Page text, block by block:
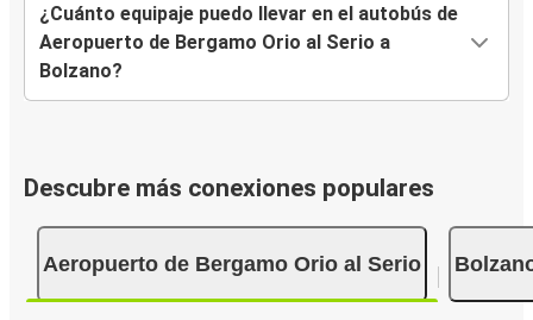
¿Cuánto equipaje puedo llevar en el autobús de
Aeropuerto de Bergamo Orio al Serio a
Bolzano?
Descubre más conexiones populares
Aeropuerto de Bergamo Orio al Serio